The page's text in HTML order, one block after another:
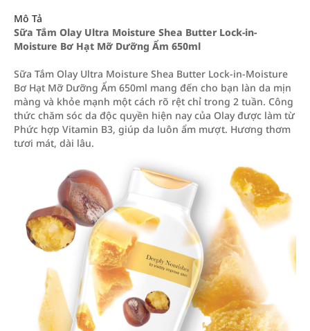
Mô Tả
Sữa Tắm Olay Ultra Moisture Shea Butter Lock-in-
Moisture Bơ Hạt Mỡ Dưỡng Ẩm 650ml
Sữa Tắm Olay Ultra Moisture Shea Butter Lock-in-Moisture
Bơ Hạt Mỡ Dưỡng Ẩm 650ml mang đến cho bạn làn da mịn
màng và khỏe mạnh một cách rõ rệt chỉ trong 2 tuần. Công
thức chăm sóc da độc quyền hiện nay của Olay được làm từ
Phức hợp Vitamin B3, giúp da luôn ẩm mượt. Hương thơm
tươi mát, dài lâu.